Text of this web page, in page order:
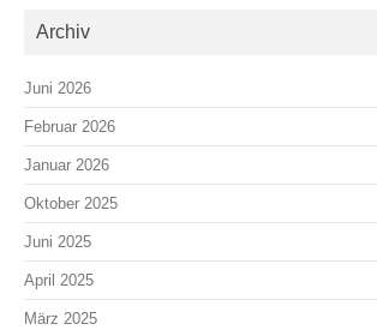
Archiv
Juni 2026
Februar 2026
Januar 2026
Oktober 2025
Juni 2025
April 2025
März 2025